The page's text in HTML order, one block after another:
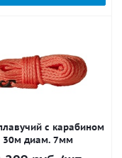
с карабином
30м диам. 7мм